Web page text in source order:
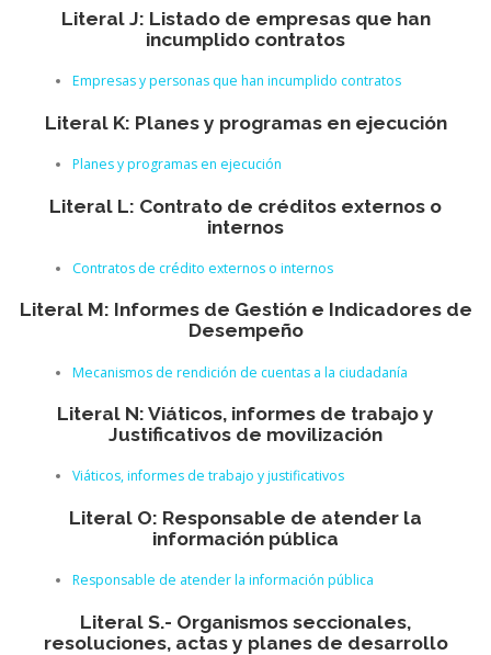
Literal J: Listado de empresas que han
incumplido contratos
Empresas y personas que han incumplido contratos
Literal K: Planes y programas en ejecución
Planes y programas en ejecución
Literal L: Contrato de créditos externos o
internos
Contratos de crédito externos o internos
Literal M: Informes de Gestión e Indicadores de
Desempeño
Mecanismos de rendición de cuentas a la ciudadanía
Literal N: Viáticos, informes de trabajo y
Justificativos de movilización
Viáticos, informes de trabajo y justificativos
Literal O: Responsable de atender la
información pública
Responsable de atender la información pública
Literal S.- Organismos seccionales,
resoluciones, actas y planes de desarrollo